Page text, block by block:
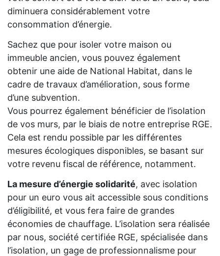
diminuera considérablement votre
consommation d’énergie.
Sachez que pour isoler votre maison ou
immeuble ancien, vous pouvez également
obtenir une aide de National Habitat, dans le
cadre de travaux d’amélioration, sous forme
d’une subvention.
Vous pourrez également bénéficier de l’isolation
de vos murs, par le biais de notre entreprise RGE.
Cela est rendu possible par les différentes
mesures écologiques disponibles, se basant sur
votre revenu fiscal de référence, notamment.
La mesure d’énergie solidarité, avec isolation
pour un euro vous ait accessible sous conditions
d’éligibilité, et vous fera faire de grandes
économies de chauffage. L’isolation sera réalisée
par nous, société certifiée RGE, spécialisée dans
l’isolation, un gage de professionnalisme pour